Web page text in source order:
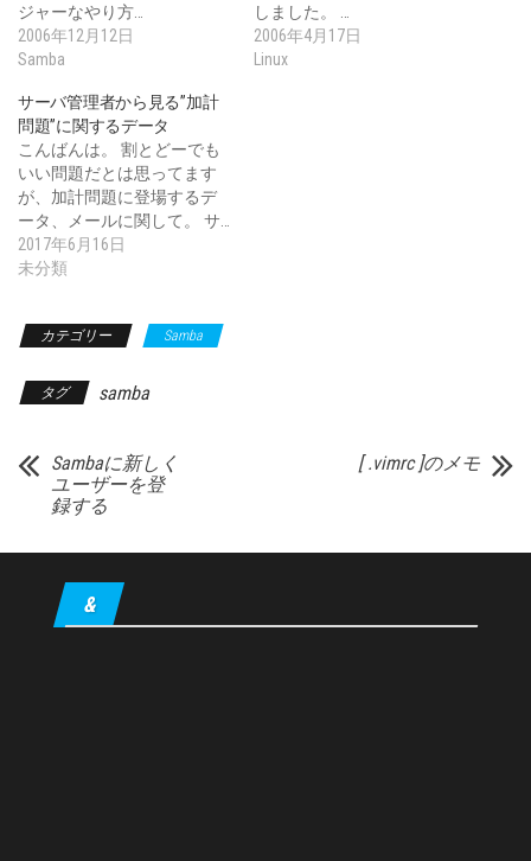
ジャーなやり方…
2006年12月12日
Samba
しました。 …
2006年4月17日
Linux
サーバ管理者から見る”加計
問題”に関するデータ
こんばんは。 割とどーでも
いい問題だとは思ってます
が、加計問題に登場するデ
ータ、メールに関して。 サ…
2017年6月16日
未分類
カテゴリー Samba
タグ samba
Sambaに新しく
ユーザーを登
録する
[ .vimrc ]のメモ
&